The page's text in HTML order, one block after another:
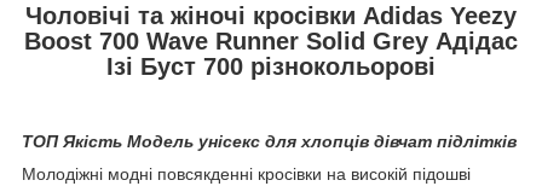
Чоловічі та жіночі кросівки Adidas Yeezy
Boost 700 Wave Runner Solid Grey Адідас
Ізі Буст 700 різнокольорові
ТОП Якість Модель унісекс для хлопців дівчат підлітків
Молодіжні модні повсякденні кросівки на високій підошві